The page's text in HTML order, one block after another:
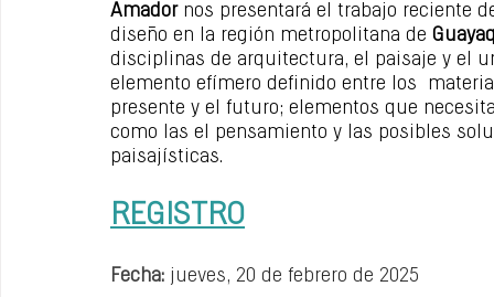
Amador nos presentará el trabajo reciente
diseño en la región metropolitana de
disciplinas de arquitectura, el paisaje y el
elemento efímero definido entre los
presente y el futuro; elementos que
como las el pensamiento y las posibles
paisajísticas.
REGISTRO
Fecha: jueves, 20 de febrero de 2025